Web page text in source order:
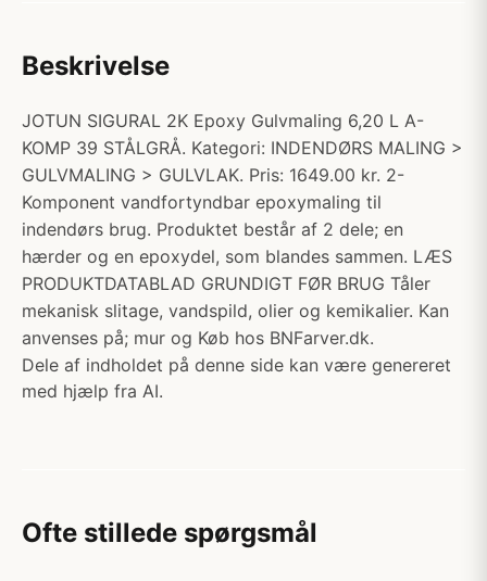
Beskrivelse
JOTUN SIGURAL 2K Epoxy Gulvmaling 6,20 L A-
KOMP 39 STÅLGRÅ. Kategori: INDENDØRS MALING >
GULVMALING > GULVLAK. Pris: 1649.00 kr. 2-
Komponent vandfortyndbar epoxymaling til
indendørs brug. Produktet består af 2 dele; en
hærder og en epoxydel, som blandes sammen. LÆS
PRODUKTDATABLAD GRUNDIGT FØR BRUG Tåler
mekanisk slitage, vandspild, olier og kemikalier. Kan
anvenses på; mur og Køb hos BNFarver.dk.
Dele af indholdet på denne side kan være genereret
med hjælp fra AI.
Ofte stillede spørgsmål